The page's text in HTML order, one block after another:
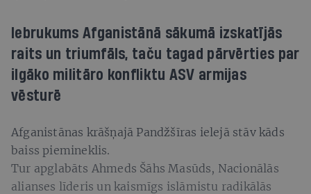
Iebrukums Afganistānā sākumā izskatījās
raits un triumfāls, taču tagad pārvērties par
ilgāko militāro konfliktu ASV armijas
vēsturē
Afganistānas krāšņajā Pandžšīras ielejā stāv kāds
baiss piemineklis.
Tur apglabāts Ahmeds Šāhs Masūds, Nacionālās
alianses līderis un kaismīgs islāmistu radikālās